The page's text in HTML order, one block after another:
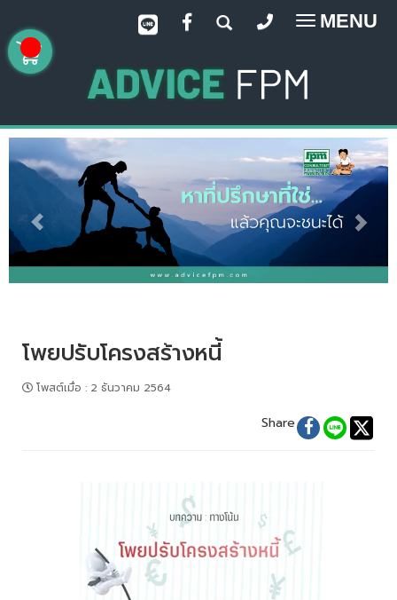
Toggle
MENU
โพยปรับโครงสร้างหนี้
โพสต์เมื่อ : 2 ธันวาคม 2564
Share